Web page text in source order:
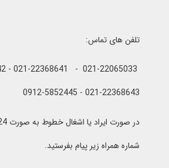
تلفن های تماس:
021-22368643 - 0912-5852445
شماره همراه زیر پیام بفرستید.